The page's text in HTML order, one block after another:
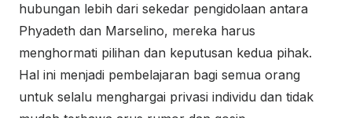
hubungan lebih dari sekedar pengidolaan antara
Phyadeth dan Marselino, mereka harus
menghormati pilihan dan keputusan kedua pihak.
Hal ini menjadi pembelajaran bagi semua orang
untuk selalu menghargai privasi individu dan tidak